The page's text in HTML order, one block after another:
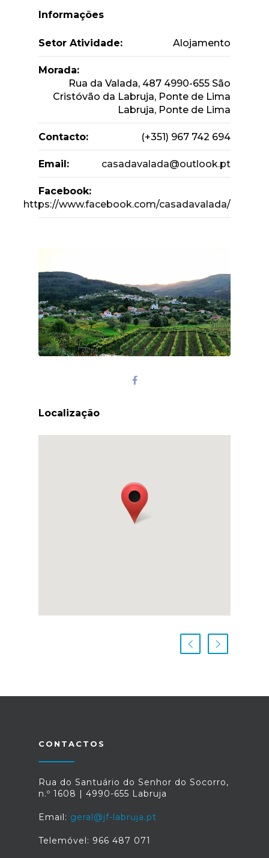
Informações
Setor Atividade: Alojamento
Morada:
Rua da Valada, 487 4990-655 São
Cristóvão da Labruja, Ponte de Lima
Labruja, Ponte de Lima
Contacto: (+351) 967 742 694
Email: casadavalada@outlook.pt
Facebook:
https://www.facebook.com/casadavalada/
Localização
CONTACTOS
Rua do Santuário do Senhor do Socorro,
n.º 1608 | 4990-655 Labruja
Email: geral@jf-labruja.pt
Telemóvel: 966 487 071